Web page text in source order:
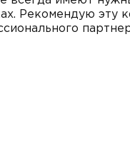
Рекомендую эту